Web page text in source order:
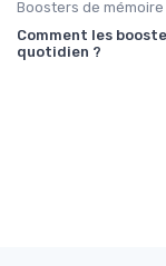
Boosters de mémoire
Comment les
quotidien ?